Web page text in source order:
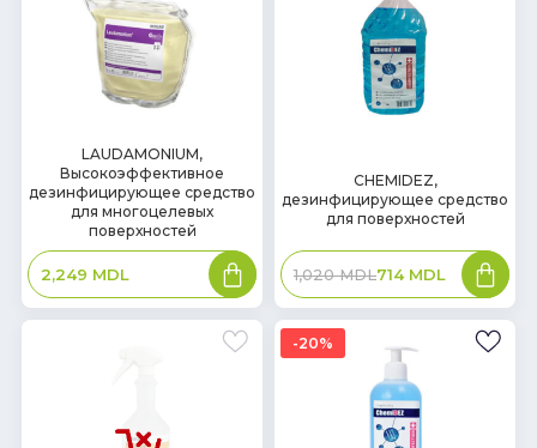
наличии
LAUDAMONIUM,
Высокоэффективное
дезинфицирующее средство
для многоцелевых
поверхностей
2,249 MDL
В
корзину
наличии
CHEMIDEZ,
дезинфицирующее средство
для поверхностей
1,020MDL714 MDL
В
корзину
20%